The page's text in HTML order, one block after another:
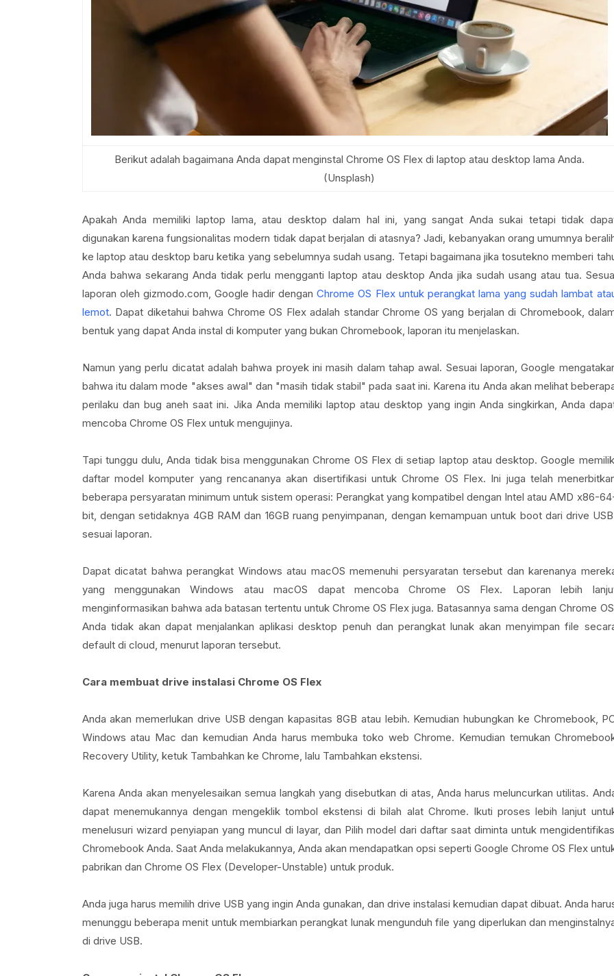
Berikut adalah bagaimana Anda dapat menginstal Chrome OS Flex di laptop atau desktop lama Anda.
(Unsplash)
Apakah Anda memiliki laptop lama, atau desktop dalam hal ini, yang sangat Anda sukai tetapi tidak
digunakan karena fungsionalitas modern tidak dapat berjalan di atasnya? Jadi, kebanyakan orang umumnya
ke laptop atau desktop baru ketika yang sebelumnya sudah usang. Tetapi bagaimana jika tosutekno memberi
Anda bahwa sekarang Anda tidak perlu mengganti laptop atau desktop Anda jika sudah usang atau tua.
laporan oleh gizmodo.com, Google hadir denganChrome OS Flex untuk perangkat lama yang sudah lambat
lemot. Dapat diketahui bahwa Chrome OS Flex adalah standar Chrome OS yang berjalan di Chromebook,
bentuk yang dapat Anda instal di komputer yang bukan Chromebook, laporan itu menjelaskan.
Namun yang perlu dicatat adalah bahwa proyek ini masih dalam tahap awal. Sesuai laporan, Google
bahwa itu dalam mode "akses awal" dan "masih tidak stabil" pada saat ini. Karena itu Anda akan melihat
perilaku dan bug aneh saat ini. Jika Anda memiliki laptop atau desktop yang ingin Anda singkirkan, Anda
mencoba Chrome OS Flex untuk mengujinya.
Tapi tunggu dulu, Anda tidak bisa menggunakan Chrome OS Flex di setiap laptop atau desktop. Google
daftar model komputer yang rencananya akan disertifikasi untuk Chrome OS Flex. Ini juga telah
beberapa persyaratan minimum untuk sistem operasi: Perangkat yang kompatibel dengan Intel atau AMD x86-
bit, dengan setidaknya 4GB RAM dan 16GB ruang penyimpanan, dengan kemampuan untuk boot dari drive
sesuai laporan.
Dapat dicatat bahwa perangkat Windows atau macOS memenuhi persyaratan tersebut dan karenanya
yang menggunakan Windows atau macOS dapat mencoba Chrome OS Flex. Laporan lebih
menginformasikan bahwa ada batasan tertentu untuk Chrome OS Flex juga. Batasannya sama dengan Chrome
Anda tidak akan dapat menjalankan aplikasi desktop penuh dan perangkat lunak akan menyimpan file
default di cloud, menurut laporan tersebut.
Cara membuat drive instalasi Chrome OS Flex
Anda akan memerlukan drive USB dengan kapasitas 8GB atau lebih. Kemudian hubungkan ke Chromebook,
Windows atau Mac dan kemudian Anda harus membuka toko web Chrome. Kemudian temukan
Recovery Utility, ketuk Tambahkan ke Chrome, lalu Tambahkan ekstensi.
Karena Anda akan menyelesaikan semua langkah yang disebutkan di atas, Anda harus meluncurkan utilitas.
dapat menemukannya dengan mengeklik tombol ekstensi di bilah alat Chrome. Ikuti proses lebih lanjut
menelusuri wizard penyiapan yang muncul di layar, dan Pilih model dari daftar saat diminta untuk
Chromebook Anda. Saat Anda melakukannya, Anda akan mendapatkan opsi seperti Google Chrome OS Flex
pabrikan dan Chrome OS Flex (Developer-Unstable) untuk produk.
Anda juga harus memilih drive USB yang ingin Anda gunakan, dan drive instalasi kemudian dapat dibuat. Anda
menunggu beberapa menit untuk membiarkan perangkat lunak mengunduh file yang diperlukan dan
di drive USB.